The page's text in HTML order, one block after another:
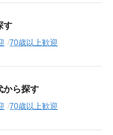
す
70歳以上歓迎
から探す
70歳以上歓迎